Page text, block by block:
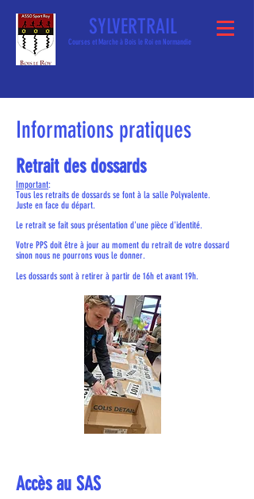
SYLVERTRAIL
Courses et Marche à Bois le Roi en Normandie
Informations pratiques
Retrait des dossards
Important:
Tous les retraits de dossards se font à la salle Polyvalente.
Juste en face du départ.
Le retrait se fait sous présentation d'une pièce d'identité.
Votre PPS doit être à jour au moment du retrait de votre dossard
sinon nous ne pourrons vous le donner.
Les dossards sont à retirer à partir de 16h et avant 19h.
Accès au SAS